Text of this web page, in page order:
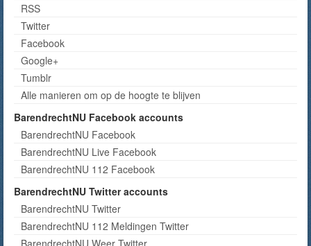
RSS
Twitter
Facebook
Google+
Tumblr
Alle manieren om op de hoogte te blijven
BarendrechtNU Facebook accounts
BarendrechtNU Facebook
BarendrechtNU Live Facebook
BarendrechtNU 112 Facebook
BarendrechtNU Twitter accounts
BarendrechtNU Twitter
BarendrechtNU 112 Meldingen Twitter
BarendrechtNU Weer Twitter